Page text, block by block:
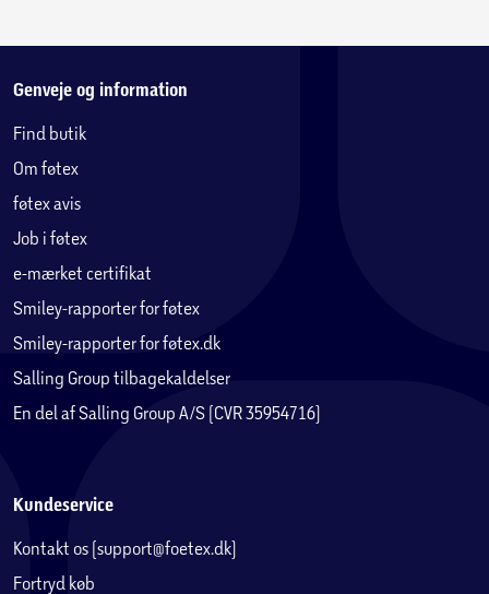
Genveje og information
Find butik
Om føtex
føtex avis
Job i føtex
e-mærket certifikat
Smiley-rapporter for føtex
Smiley-rapporter for føtex.dk
Salling Group tilbagekaldelser
En del af Salling Group A/S (CVR 35954716)
Kundeservice
Kontakt os (support@foetex.dk)
Fortryd køb